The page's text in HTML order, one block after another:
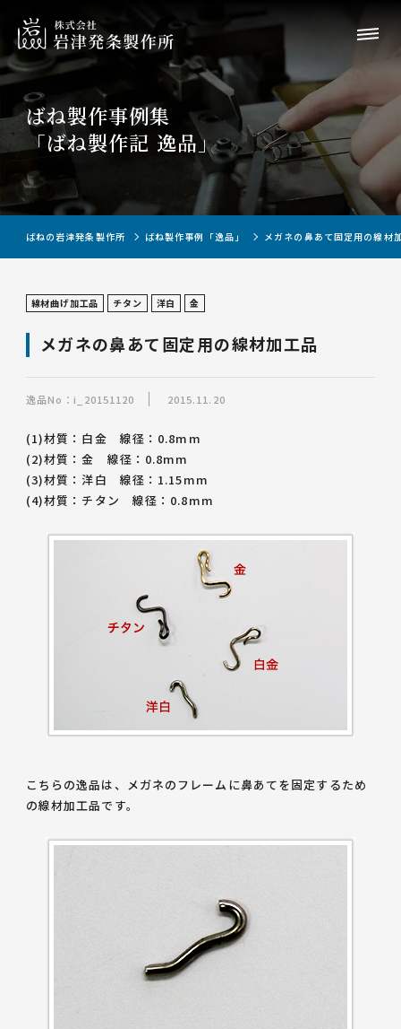
ばね製作事例集
「ばね製作記 逸品」
ばねの岩津発条製作所 ばね製作事例「逸品」 メガネの鼻あて固定用の線材
線材曲げ加工品 チタン 洋白 金
メガネの鼻あて固定用の線材加工品
逸品No：i_20151120 2015.11.20
(1)材質：白金 線径：0.8mm
(2)材質：金 線径：0.8mm
(3)材質：洋白 線径：1.15mm
(4)材質：チタン 線径：0.8mm
こちらの逸品は、メガネのフレームに鼻あてを固定するため
の線材加工品です。